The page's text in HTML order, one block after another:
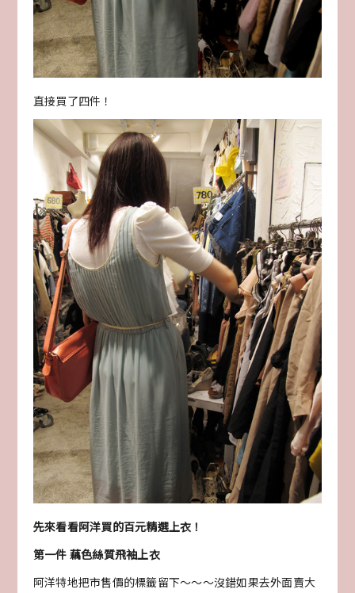
直接買了四件！
先來看看阿洋買的百元精選上衣！
第一件 藕色絲質飛袖上衣
阿洋特地把市售價的標籤留下～～～沒錯如果去外面賣大